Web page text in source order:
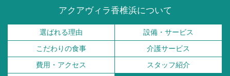
アクアヴィラ香椎浜について
選ばれる理由
設備・サービス
こだわりの食事
介護サービス
費用・アクセス
スタッフ紹介